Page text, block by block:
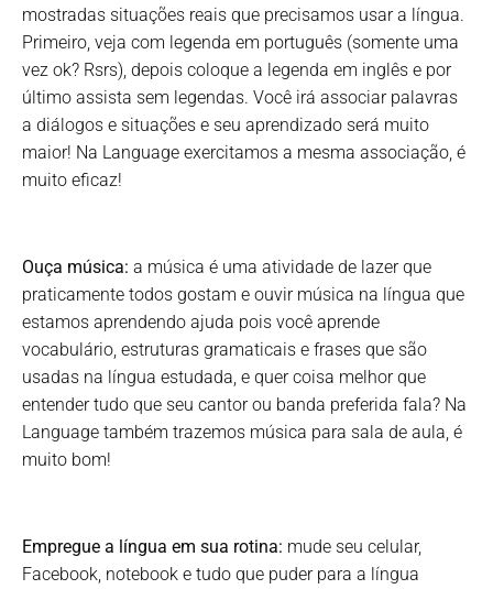
mostradas situações reais que precisamos usar a língua.
Primeiro, veja com legenda em português (somente uma
vez ok? Rsrs), depois coloque a legenda em inglês e por
último assista sem legendas. Você irá associar palavras
a diálogos e situações e seu aprendizado será muito
maior! Na Language exercitamos a mesma associação, é
muito eficaz!
Ouça música: a música é uma atividade de lazer que
praticamente todos gostam e ouvir música na língua que
estamos aprendendo ajuda pois você aprende
vocabulário, estruturas gramaticais e frases que são
usadas na língua estudada, e quer coisa melhor que
entender tudo que seu cantor ou banda preferida fala? Na
Language também trazemos música para sala de aula, é
muito bom!
Empregue a língua em sua rotina: mude seu celular,
Facebook, notebook e tudo que puder para a língua